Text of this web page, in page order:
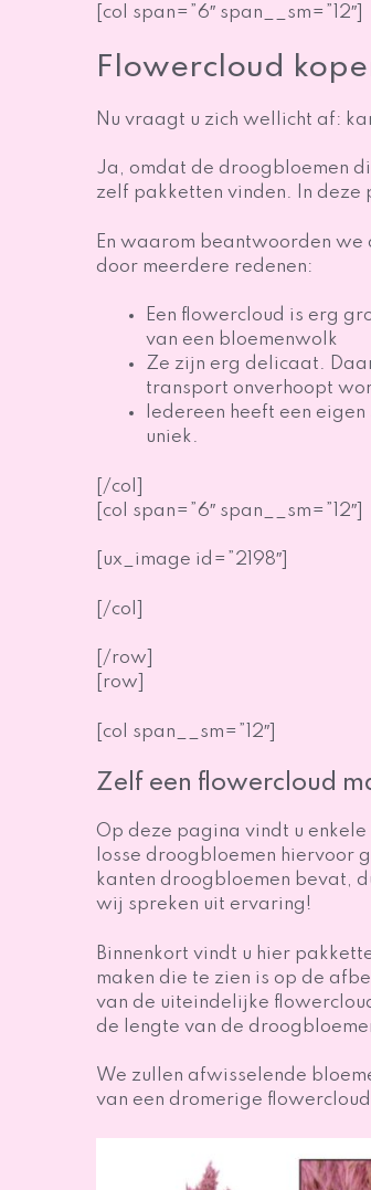
[col span=”6″ span__sm=”12″]
Flowercloud
Nu vraagt u zich wellicht af:
Ja, omdat de droogbloemen
zelf pakketten vinden. In deze
En waarom beantwoorden
door meerdere redenen:
Een flowercloud is erg
van een bloemenwolk
Ze zijn erg delicaat.
transport onverhoopt
Iedereen heeft een
uniek.
[/col]
[col span=”6″ span__sm=”12″]
[ux_image id=”2198″]
[/col]
[/row]
[row]
[col span__sm=”12″]
Zelf een flowercloud
Op deze pagina vindt u
losse droogbloemen hiervoor
kanten droogbloemen bevat,
wij spreken uit ervaring!
Binnenkort vindt u hier
maken die te zien is op de
van de uiteindelijke
de lengte van de
We zullen afwisselende
van een dromerige